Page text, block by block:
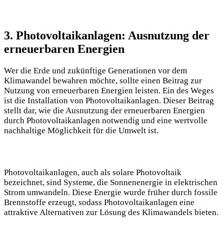
3.⁢ Photovoltaikanlagen: Ausnutzung der
erneuerbaren Energien
Wer die ​Erde und zukünftige Generationen vor dem
Klimawandel bewahren möchte, sollte einen Beitrag zur
⁢Nutzung von ‌erneuerbaren Energien leisten. Ein des Weges​
ist die Installation ⁣von Photovoltaikanlagen. Dieser​ Beitrag
stellt dar, wie die Ausnutzung der⁢ erneuerbaren Energien
durch Photovoltaikanlagen notwendig und eine wertvolle
nachhaltige Möglichkeit für die Umwelt ist.
Photovoltaikanlagen, auch als solare Photovoltaik
‌bezeichnet,​ sind‌ Systeme, die⁢ Sonnenenergie in elektrischen
Strom umwandeln. Diese​ Energie wurde früher durch fossile
Brennstoffe ⁣erzeugt, sodass Photovoltaikanlagen eine
attraktive ⁢Alternativen zur Lösung des Klimawandels ‍bieten.